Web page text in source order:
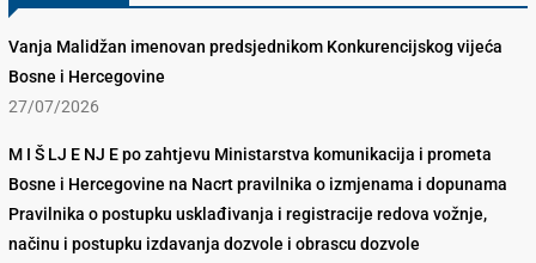
Vanja Malidžan imenovan predsjednikom Konkurencijskog vijeća
Bosne i Hercegovine
27/07/2026
M I Š LJ E NJ E po zahtjevu Ministarstva komunikacija i prometa
Bosne i Hercegovine na Nacrt pravilnika o izmjenama i dopunama
Pravilnika o postupku usklađivanja i registracije redova vožnje,
načinu i postupku izdavanja dozvole i obrascu dozvole